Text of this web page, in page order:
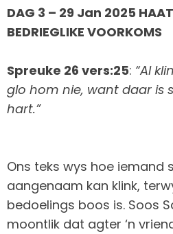
DAG 3 – 29 Jan 2025 HAAT
BEDRIEGLIKE VOORKOMS
Spreuke 26 vers:25: “Al
glo hom nie, want daar is
hart.”
Ons teks wys hoe iemand
aangenaam kan klink,
bedoelings boos is. Soos
moontlik dat agter ‘n